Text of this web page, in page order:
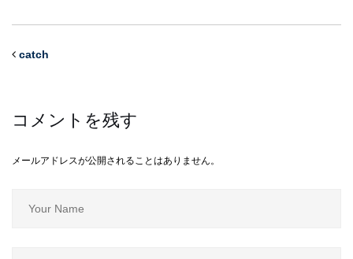
catch
コメントを残す
メールアドレスが公開されることはありません。